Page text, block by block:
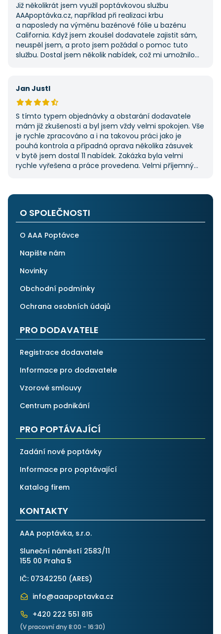
Již několikrát jsem využil poptávkovou službu
AAApoptávka.cz, například při realizaci krbu
a naposledy na výměnu bazénové fólie u bazénu
California. Když jsem zkoušel dodavatele zajistit sám,
neuspěl jsem, a proto jsem požádal o pomoc tuto
službu. Dostal jsem několik nabídek, což mi umožnilo
i ostatním.
Jan Justl
S tímto typem objednávky a obstarání dodavatele
mám již zkušenosti a byl jsem vždy velmi spokojen. Vše
je rychle zpracováno a i na takovou práci jako je
pouhá kontrola a případná oprava několika zásuvek
v bytě jsem dostal 11 nabídek. Zakázka byla velmi
rychle vyřešena a práce provedena. Velmi příjemný
po všech stránkách plně spolehnout.
O SPOLEČNOSTI
O AAA Poptávce
Napište nám
Novinky
Obchodní podmínky
Ochrana osobních údajů
PRO DODAVATELE
Registrace dodavatele
Informace pro dodavatele
Vzorové smlouvy
Centrum podnikání
PRO POPTÁVAJÍCÍ
Zadání nové poptávky
Informace pro poptávající
Katalog firem
KONTAKTY
AAA poptávka, s.r.o.
Sluneční náměstí 2583/11
155 00 Praha 5
IČ: 07342250 (ARES)
info@aaapoptavka.cz
+420 222 551 815
(V pracovní dny 8:00 - 16:30)